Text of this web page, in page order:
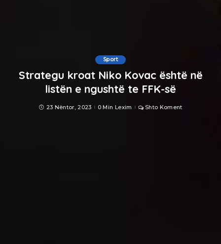
Sport
Strategu kroat Niko Kovac është në
listën e ngushtë te FFK-së
23 Nëntor, 2023 0 Min Lexim Shto Koment